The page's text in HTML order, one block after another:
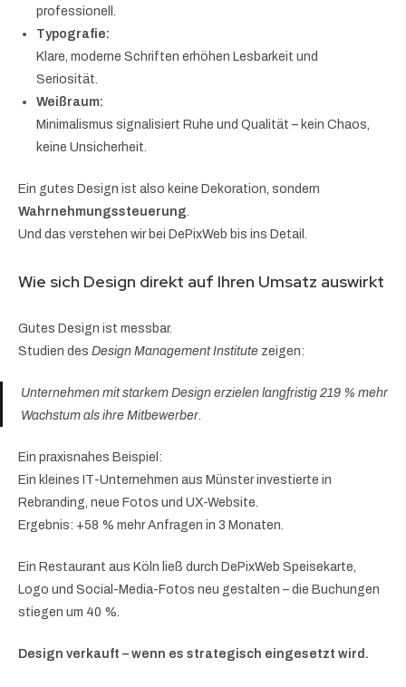
professionell.
Typografie:
Klare, moderne Schriften erhöhen Lesbarkeit und
Seriosität.
Weißraum:
Minimalismus signalisiert Ruhe und Qualität – kein Chaos,
keine Unsicherheit.
Ein gutes Design ist also keine Dekoration, sondern
Wahrnehmungssteuerung.
Und das verstehen wir bei DePixWeb bis ins Detail.
Wie sich Design direkt auf Ihren Umsatz auswirkt
Gutes Design ist messbar.
Studien des Design Management Institute zeigen:
Unternehmen mit starkem Design erzielen langfristig 219 % mehr
Wachstum als ihre Mitbewerber.
Ein praxisnahes Beispiel:
Ein kleines IT-Unternehmen aus Münster investierte in
Rebranding, neue Fotos und UX-Website.
Ergebnis: +58 % mehr Anfragen in 3 Monaten.
Ein Restaurant aus Köln ließ durch DePixWeb Speisekarte,
Logo und Social-Media-Fotos neu gestalten – die Buchungen
stiegen um 40 %.
Design verkauft – wenn es strategisch eingesetzt wird.